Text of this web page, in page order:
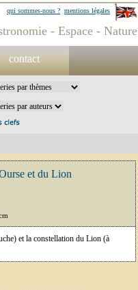
mentions légales
qui sommes-nous ?
- Espace - Nature
contact
et du Lion
et la constellation du Lion (à